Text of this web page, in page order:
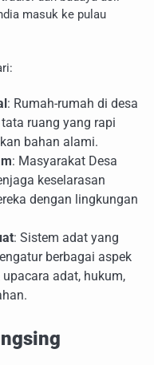
masuk ke pulau
: Rumah-rumah di desa
ruang yang rapi
bahan alami.
: Masyarakat Desa
keselarasan
dengan lingkungan
: Sistem adat yang
berbagai aspek
adat, hukum,